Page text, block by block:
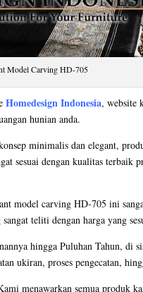
Model Carving HD-705
Homedesign Indonesia, website
hunian anda.
minimalis dan elegant,
sesuai dengan kualitas
model carving HD-705 ini
teliti dengan harga yang
hingga Puluhan Tahun, di
ukiran, proses pengecatan,
menawarkan semua produk